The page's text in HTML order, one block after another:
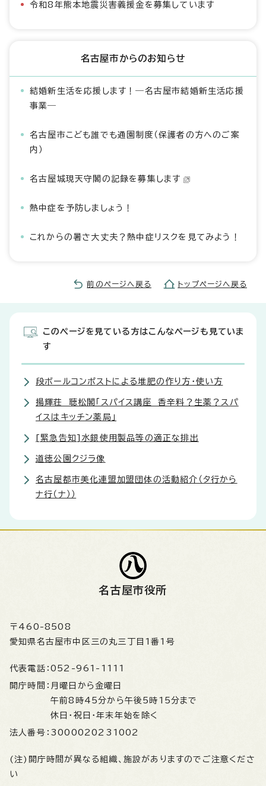
令和8年熊本地震災害義援金を募集しています
名古屋市からのお知らせ
結婚新生活を応援します！―名古屋市結婚新生活応援
事業―
名古屋市こども誰でも通園制度（保護者の方へのご案
内）
名古屋城現天守閣の記録を募集します
熱中症を予防しましょう！
これからの暑さ大丈夫？熱中症リスクを見てみよう！
前のページへ戻る トップページへ戻る
このページを見ている方はこんなページも見ていま
す
段ボールコンポストによる堆肥の作り方・使い方
揚輝荘 聴松閣「スパイス講座 香辛料？生薬？スパ
イスはキッチン薬局」
[緊急告知]水銀使用製品等の適正な排出
道徳公園クジラ像
名古屋都市美化連盟加盟団体の活動紹介（タ行から
ナ行（ナ））
名古屋市役所
〒460-8508
愛知県名古屋市中区三の丸三丁目1番1号
代表電話： 052-961-1111
開庁時間： 月曜日から金曜日
午前8時45分から午後5時15分まで
休日・祝日・年末年始を除く
法人番号： 3000020231002
(注)開庁時間が異なる組織、施設がありますのでご注意くださ
い